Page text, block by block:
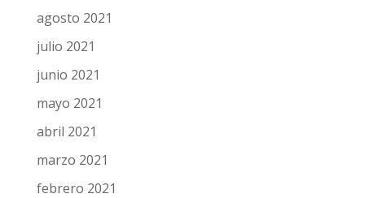
agosto 2021
julio 2021
junio 2021
mayo 2021
abril 2021
marzo 2021
febrero 2021